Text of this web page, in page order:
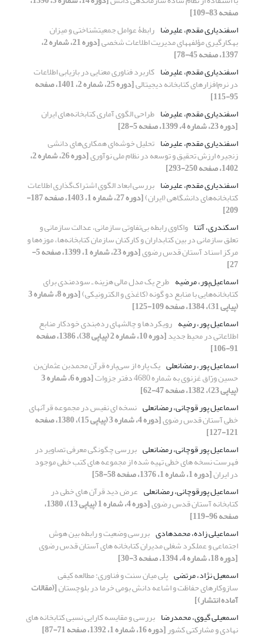
صفحه 83-109]
اسفندیاری مقدم، علیرضا
رابطۀ عوامل جمعیت‎شناختی و میزان
به‎کارگیری مؤلفه‎های مدیریت اطلاعات شخصی [دوره 21، شماره 2،
1397، صفحه 45-78]
اسفندیاری مقدم، علیرضا کاربرد فناوری معنایی در بازیابی اطلاعات
در نرم‌افزارهای کتابخانه دیجیتالی [دوره 25، شماره 2، 1401، صفحه
95-115]
اسفندیاری مقدم، علیرضا طراحی الگوی آماری کتابخانه‌های ایران
[دوره 23، شماره 4، 1399، صفحه 5-28]
اسفندیاری مقدم، علیرضا تحلیل خوشه‌ای همکاری‌های دانشی
زنجیره ارزش تحقیق و توسعه در نظام ملی نوآوری [دوره 26، شماره 2،
1402، صفحه 250-293]
اسفندیاری مقدم، علیرضا بررسی ابعاد الگوی اشتراک‌گذاری اطلاعات
کتابخانه‌های دانشگاهی (ایران) [دوره 27، شماره 1، 1403، صفحه 187-
209]
اسکندری، آتنا واکاوی رابطه بی‌تفاوتی سازمانی، عدالت سازمانی و
تعلق سازمانی در بین کتابداران و کارکنان سازمان کتابخانه‌ها، موزه‌ها و
مرکز اسناد آستان قدس رضوی [دوره 23، شماره 1، 1399، صفحه 5-
27]
اسماعیل‌پور، مرضیه طرح یک مدل مالی هزینه ـ سودمندی برای
کتابخانه‌هایی با منابع دو گونه (کاغذی و الکترونیکی) [دوره 8، شماره 3
(پیاپی 31)، 1384، صفحه 109-125]
اسماعیل پور، رضیه رویکردها و چالشهای رده‌بندی خودکار منابع
اطلاعاتی در محیط جدید [دوره 10، شماره 2 (پیاپی 38)، 1386، صفحه
91-106]
اسماعیل پور، رمضانعلی یک پاره از سی‌پاره قرآن محمدبن عثمان‌بن
حسین ور‌ّاق غزنوی به شماره 4680 دفتر جزوات [دوره 6، شماره 3
(پیاپی 23)، 1382، صفحه 47-62]
اسماعیل پور قوچانی، رمضانعلی نسخه ای نفیس در مجموعه قرآنهای
خطی آستان قدس رضوی [دوره 4، شماره 3 (پیاپی 15)، 1380، صفحه
121-127]
اسماعیل پور قوچانی، رمضانعلی بررسی چگونگی معرفی تصاویر در
فهرست نسخه های خطی تهیه شده از مجموعه های کتب خطی موجود
در ایران[دوره 1، شماره 1، 1376، صفحه 58-58]
اسماعیل پورقوچانی، رمضانعلی عرض دید قرآن های خطی در
کتابخانه آستان قدس رضوی [دوره 4، شماره 1 (پیاپی 13)، 1380،
صفحه 96-119]
اسماعیلی زاده، محمدهادی بررسی وضعیت و رابطه بین هوش
اجتماعی و عملکرد شغلی مدیران کتابخانه های آستان قدس رضوی
[دوره 18، شماره 4، 1394، صفحه 3-30]
اسمعیل نژاد، مرتضی پلی میان سنت و فناوری: مطالعه کیفی
سازوکارهای حفاظت و اشاعه دانش بومی خرما در بلوچستان[(مقالات
آماده انتشار)]
اسمعیلی گیوی، محمدرضا بررسی و مقایسه کارایی نسبی کتابخانه های
نهادی و مشارکتی کشور[دوره 16، شماره 1، 1392، صفحه 71-87]